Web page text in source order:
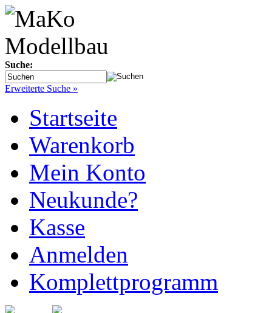
Suche:
Erweiterte Suche »
Startseite
Warenkorb
Mein Konto
Neukunde?
Kasse
Anmelden
Komplettprogramm